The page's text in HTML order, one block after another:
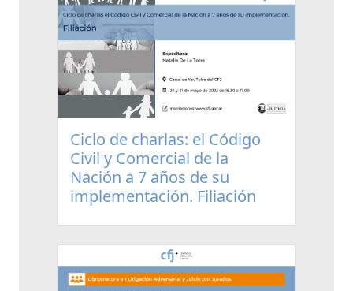
Ciclo de charlas: el Código
Civil y Comercial de la
Nación a 7 años de su
implementación. Filiación